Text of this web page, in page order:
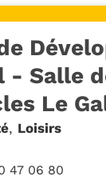
- Salle
Le
, Loisirs
47 06 80